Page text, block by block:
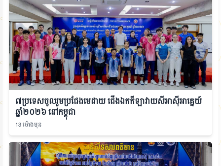
៧ប្រទេសចូលរួមប្រជែងមេដាយ ជើងឯកកីឡាវាយសីអាស៊ីអាគ្នេយ៍
ឆ្នាំ២០២៦ នៅកម្ពុជា
13 ម៉ោងមុន